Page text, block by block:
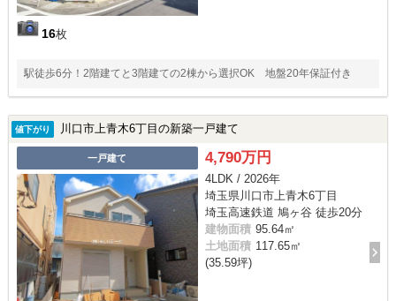
16枚
駅徒歩6分！2階建てと3階建ての2棟から選択OK 地盤20年保証付き
値下がり 川口市上青木6丁目の新築一戸建て
一戸建て 4,790万円
4LDK / 2026年
埼玉県川口市上青木6丁目
埼玉高速鉄道 鳩ヶ谷 徒歩20分
建物面積 95.64㎡
土地面積 117.65㎡
(35.59坪)